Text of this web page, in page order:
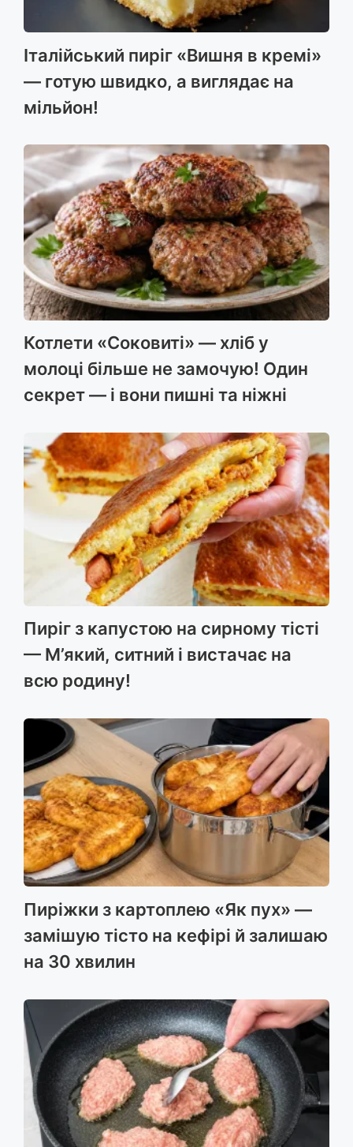
Італійський пиріг «Вишня в кремі»
— готую швидко, а виглядає на
мільйон!
Котлети «Соковиті» — хліб у
молоці більше не замочую! Один
секрет — і вони пишні та ніжні
Пиріг з капустою на сирному тісті
— М’який, ситний і вистачає на
всю родину!
Пиріжки з картоплею «Як пух» —
замішую тісто на кефірі й залишаю
на 30 хвилин